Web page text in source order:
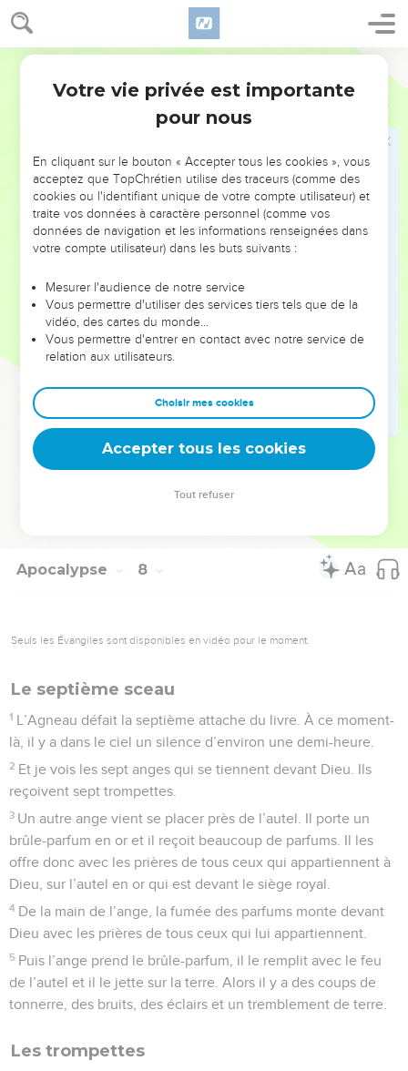
Apocalypse 7
anciens et des quatre êtres vivants. Ils tombent, le front
contre le sol, devant le siège royal et ils adorent Dieu.
honneur, puissance et force à notre Dieu pour toujours !
L’un des anciens me demande : « Ces gens qui portent des
vêtements blancs, qui sont-ils et d’où viennent-ils ? »
Je lui réponds : « Maître, c’est toi qui le sais. » Il me dit :
« Ce sont les gens qu’on a fait beaucoup souffrir. Ils ont lavé
leurs vêtements dans le sang de l’Agneau, et ainsi leurs
vêtements sont devenus blancs.
C’est pourquoi ils se tiennent devant le siège de Dieu. Ils
servent Dieu nuit et jour dans son temple, et celui qui est
assis sur le siège royal les protégera.
Ils n’auront plus faim, ils n’auront plus soif, le soleil et la
Oui, l’Agneau qui est près du siège royal sera leur berger.
Il les conduira vers des sources d’eau, d’une eau qui donne
la vie, et Dieu essuiera toutes les larmes de leurs yeux. »
© Société biblique française – Bibli’O, 2000, avec autorisation. Pour vous procurer
Apocalypse 8
Seuls les Évangiles sont disponibles en vidéo pour le moment.
Le septième sceau
1 L’Agneau défait la septième attache du livre. À ce moment-
là, il y a dans le ciel un silence d’environ une demi-heure.
2 Et je vois les sept anges qui se tiennent devant Dieu. Ils
reçoivent sept trompettes.
3 Un autre ange vient se placer près de l’autel. Il porte un
brûle-parfum en or et il reçoit beaucoup de parfums. Il les
offre donc avec les prières de tous ceux qui appartiennent à
Dieu, sur l’autel en or qui est devant le siège royal.
4 De la main de l’ange, la fumée des parfums monte devant
Dieu avec les prières de tous ceux qui lui appartiennent.
5 Puis l’ange prend le brûle-parfum, il le remplit avec le feu
de l’autel et il le jette sur la terre. Alors il y a des coups de
tonnerre, des bruits, des éclairs et un tremblement de terre.
Les trompettes
Votre vie privée est importante
pour nous
En cliquant sur le bouton « Accepter tous les cookies », vous
acceptez que TopChrétien utilise des traceurs (comme des
cookies ou l'identifiant unique de votre compte utilisateur) et
traite vos données à caractère personnel (comme vos
données de navigation et les informations renseignées dans
votre compte utilisateur) dans les buts suivants :
Mesurer l'audience de notre service
Vous permettre d'utiliser des services tiers tels que de la
vidéo, des cartes du monde…
Vous permettre d'entrer en contact avec notre service de
relation aux utilisateurs.
Choisir mes cookies
Accepter tous les cookies
Tout refuser